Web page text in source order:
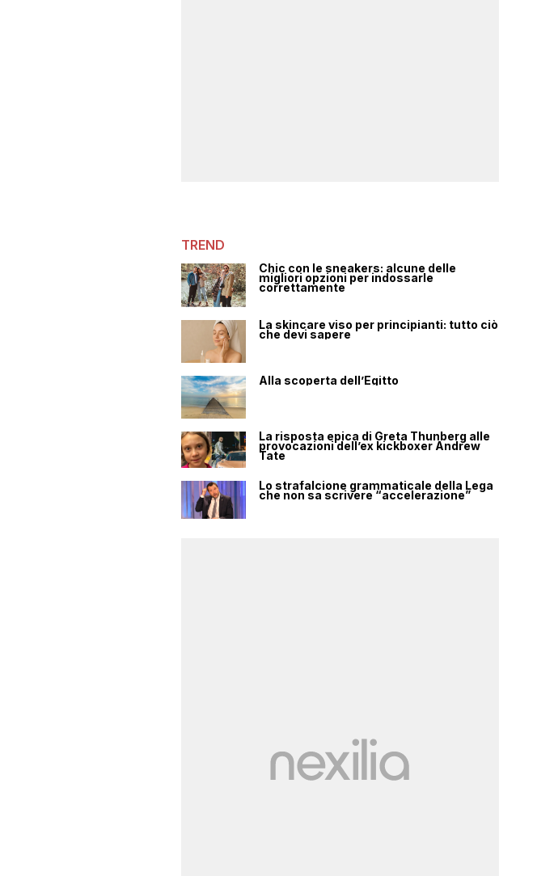
TREND
Chic con le sneakers: alcune delle
migliori opzioni per indossarle
correttamente
La skincare viso per principianti: tutto ciò
che devi sapere
Alla scoperta dell’Egitto
La risposta epica di Greta Thunberg alle
provocazioni dell’ex kickboxer Andrew
Tate
Lo strafalcione grammaticale della Lega
che non sa scrivere “accelerazione”